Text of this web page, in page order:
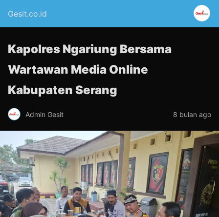
Gesit.co.id
Kapolres Ngariung Bersama
Wartawan Media Online
Kabupaten Serang
Admin Gesit 8 bulan ago